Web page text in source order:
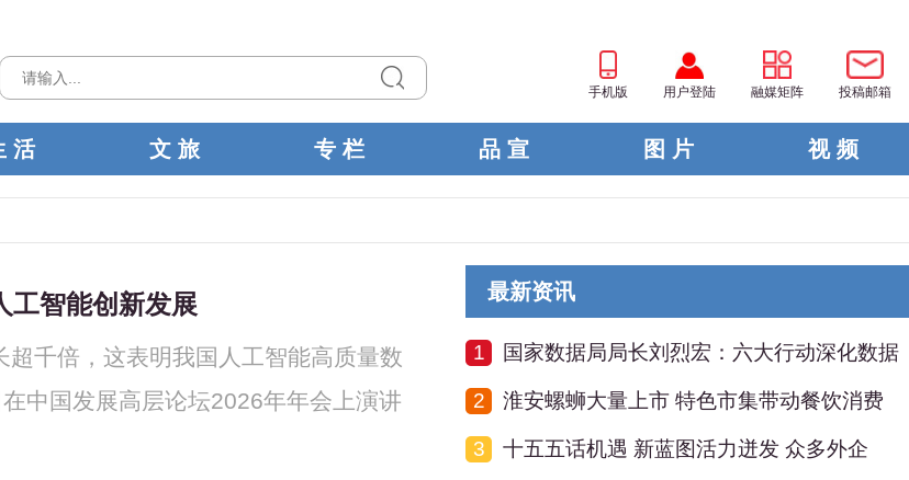
手机版 用户登陆 融媒矩阵 投稿邮箱
活 文 旅 专 栏 品 宣 图 片 视 频
工智能创新发展
千倍，这表明我国人工智能高质量数
中国发展高层论坛2026年年会上演讲
最新资讯
1 国家数据局局长刘烈宏：六大行动深化数据
2 淮安螺蛳大量上市 特色市集带动餐饮消费
3 十五五话机遇 新蓝图活力迸发 众多外企